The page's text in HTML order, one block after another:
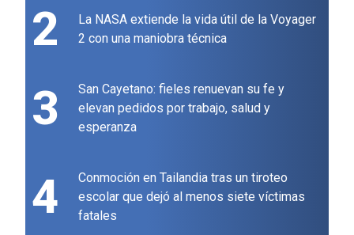
2
La NASA extiende la vida útil de la Voyager
2 con una maniobra técnica
3
San Cayetano: fieles renuevan su fe y
elevan pedidos por trabajo, salud y
esperanza
4
Conmoción en Tailandia tras un tiroteo
escolar que dejó al menos siete víctimas
fatales